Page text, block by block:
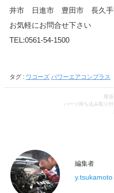
井市 日進市 豊田市 長久手
お気軽にお問合せ下さい
TEL:0561-54-1500
タグ : ワコーズ パワーエアコンプラス
尾
パーツ持ち込み取り
編集者
y.tsukamoto